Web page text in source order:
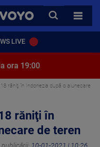
VOYO
CAUTA
TOATE
LIVE
ora 19:00
răniţi în Indonezia după o alunecare
răniţi în
de teren